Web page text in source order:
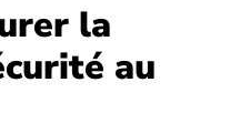
la
au